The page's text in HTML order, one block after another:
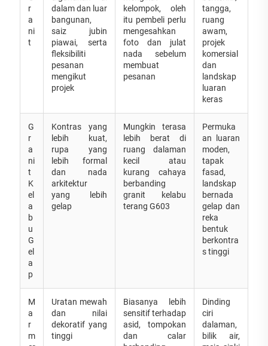
r
a
ni
t
dalam dan luar
bangunan,
saiz jubin
piawai, serta
fleksibiliti
pesanan
mengikut
projek
kelompok, oleh
itu pembeli perlu
mengesahkan
foto dan julat
nada sebelum
membuat
pesanan
tangga,
ruang
awam,
projek
komersial
dan
landskap
luaran
keras
G
r
a
ni
t
K
el
a
b
u
G
el
a
p
Kontras yang
lebih kuat,
rupa yang
lebih formal
dan nada
arkitektur
yang lebih
gelap
Mungkin terasa
lebih berat di
ruang dalaman
kecil atau
kurang cahaya
berbanding
granit kelabu
terang G603
Permuka
an luaran
moden,
tapak
fasad,
landskap
bernada
gelap dan
reka
bentuk
berkontra
s tinggi
M
a
r
m
Uratan mewah
dan nilai
dekoratif yang
tinggi
Biasanya lebih
sensitif terhadap
asid, tompokan
dan calar
Dinding
ciri
dalaman,
bilik air,